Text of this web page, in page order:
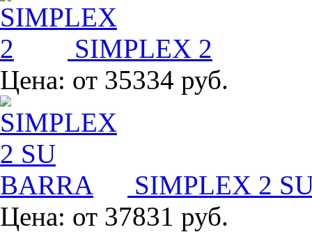
SIMPLEX 2
Цена: от 35334 руб.
SIMPLEX 2
Цена: от 37831 руб.